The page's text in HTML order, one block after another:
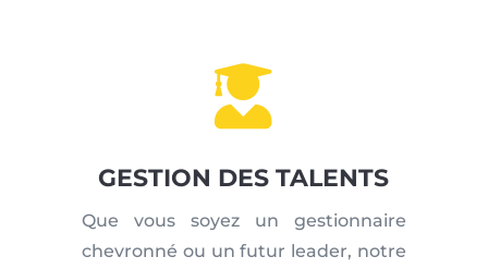

GESTION DES TALENTS
Que vous soyez un gestionnaire
chevronné ou un futur leader, notre